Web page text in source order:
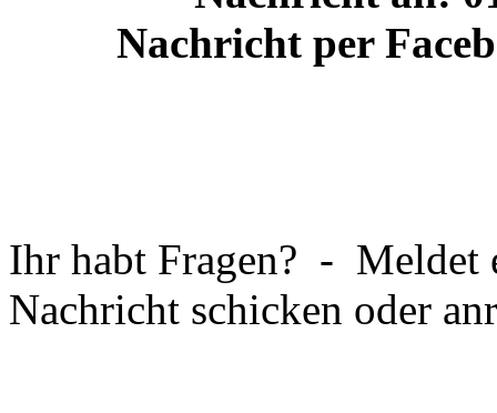
Nachricht per
Ihr habt Fragen? - Meldet
Nachricht schicken oder